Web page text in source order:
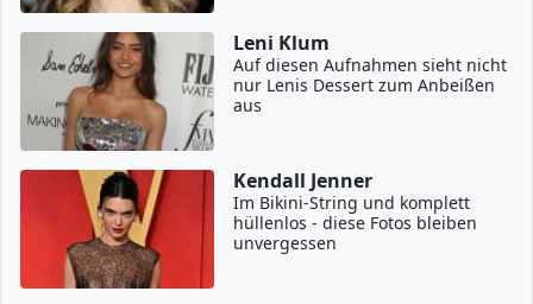
Leni Klum
Auf diesen Aufnahmen sieht nicht
nur Lenis Dessert zum Anbeißen
aus
Kendall Jenner
Im Bikini-String und komplett
hüllenlos - diese Fotos bleiben
unvergessen